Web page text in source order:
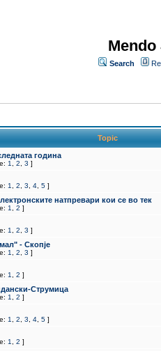
Search
Topic
година
1 2 3 ]
1 2 3 4 5 ]
натпревари кои се во тек
1 2 ]
1 2 3 ]
- Скопје
1 2 3 ]
1 2 ]
Струмица
1 2 ]
1 2 3 4 5 ]
1 2 ]